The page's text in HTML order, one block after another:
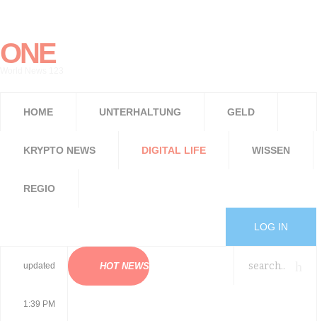
ONE
HOME UNTERHALTUNG GELD
KRYPTO NEWS DIGITAL LIFE WISSEN
REGIO
LOG IN
updated
1:39 PM
HOT NEWS